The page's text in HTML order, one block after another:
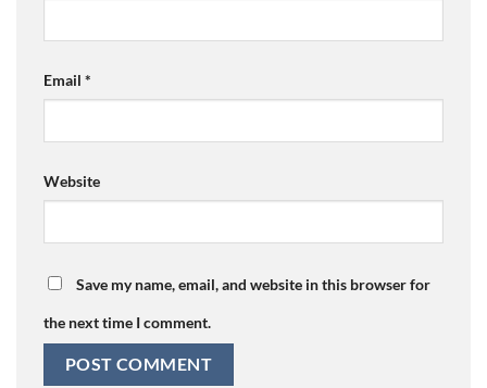
Email *
Website
Save my name, email, and website in this browser for
the next time I comment.